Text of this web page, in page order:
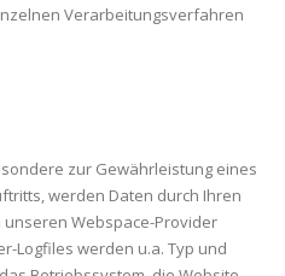
Verarbeitungsverfahren
zur Gewährleistung eines
werden Daten durch Ihren
Webspace-Provider
Logfiles werden u.a. Typ und